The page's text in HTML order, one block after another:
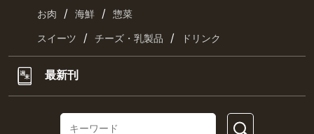
お肉 / 海鮮 / 惣菜
スイーツ / チーズ・乳製品 / ドリンク
最新刊